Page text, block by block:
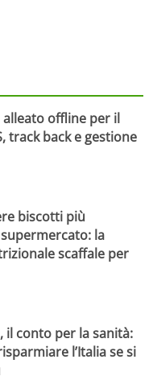
alleato offline per il
track back e gestione
biscotti più
la
scaffale per
il conto per la sanità:
l’Italia se si